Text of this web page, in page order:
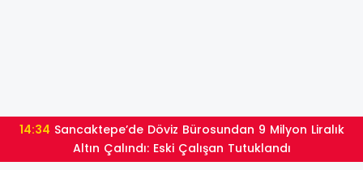
14:34
Altın Çalındı: Eski Çalışan Tutuklandı